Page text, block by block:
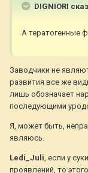
DIGNIORI
А тератогенные
Заводчики не
развития все же
лишь обозначает
последующими
Я, может быть,
являюсь.
Ledi_Juli, если у
проявлений, то